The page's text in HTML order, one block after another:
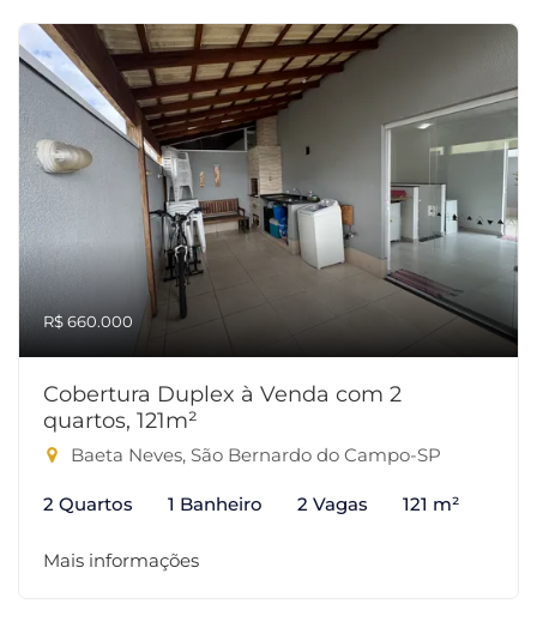
R$ 660.000
Cobertura Duplex à Venda com 2
quartos, 121m²
Baeta Neves, São Bernardo do Campo-SP
2 Quartos 1 Banheiro 2 Vagas 121 m²
Mais informações